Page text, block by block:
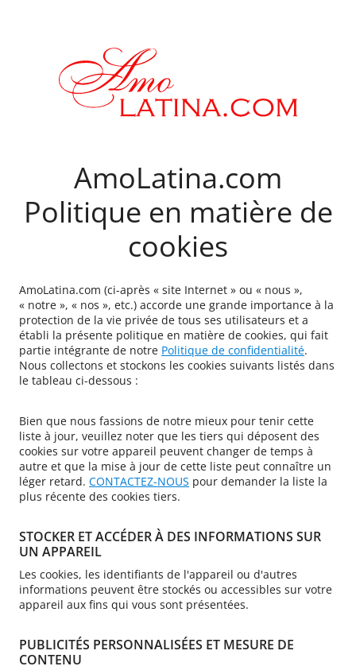
AmoLatina.com
Politique en matière de
cookies
AmoLatina.com (ci-après « site Internet » ou « nous »,
« notre », « nos », etc.) accorde une grande importance à la
protection de la vie privée de tous ses utilisateurs et a
établi la présente politique en matière de cookies, qui fait
partie intégrante de notre Politique de confidentialité.
Nous collectons et stockons les cookies suivants listés dans
le tableau ci-dessous :
Bien que nous fassions de notre mieux pour tenir cette
liste à jour, veuillez noter que les tiers qui déposent des
cookies sur votre appareil peuvent changer de temps à
autre et que la mise à jour de cette liste peut connaître un
léger retard. CONTACTEZ-NOUS pour demander la liste la
plus récente des cookies tiers.
STOCKER ET ACCÉDER À DES INFORMATIONS SUR
UN APPAREIL
Les cookies, les identifiants de l'appareil ou d'autres
informations peuvent être stockés ou accessibles sur votre
appareil aux fins qui vous sont présentées.
PUBLICITÉS PERSONNALISÉES ET MESURE DE
CONTENU